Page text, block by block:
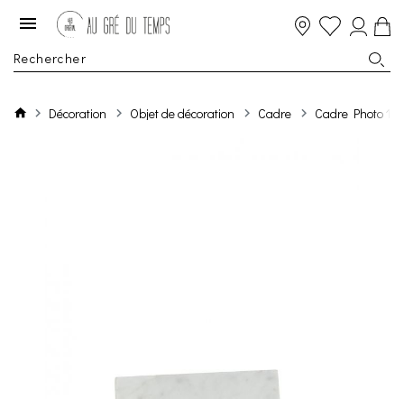
Décoration Objet de décoration Cadre Cadre Photo